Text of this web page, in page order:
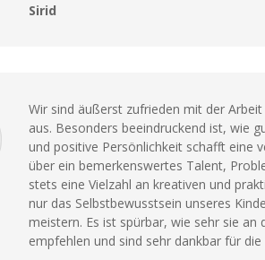
Sirid
Wir sind äußerst zufrieden mit der
aus. Besonders beeindruckend ist, wie
und positive Persönlichkeit schafft eine
über ein bemerkenswertes Talent,
stets eine Vielzahl an kreativen und
nur das Selbstbewusstsein unseres
meistern. Es ist spürbar, wie sehr sie
empfehlen und sind sehr dankbar für